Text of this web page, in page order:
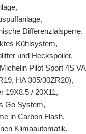
Differenzialsperre,
Kühlsystem,
und Heckspoiler,
Pilot Sport 4S VA
HA 305/30ZR20),
19X8.5 / 20X11,
Go System,
in Carbon Flash,
Klimaautomatik,